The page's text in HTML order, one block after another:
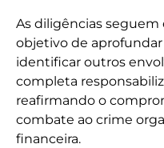
As diligências
objetivo de aprofundar
identificar outros
completa
reafirmando o
combate ao crime
financeira.